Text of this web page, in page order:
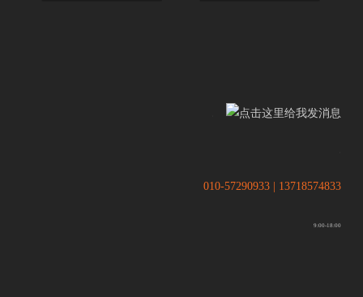
010-57290933 | 13718574833
9:00-18:00